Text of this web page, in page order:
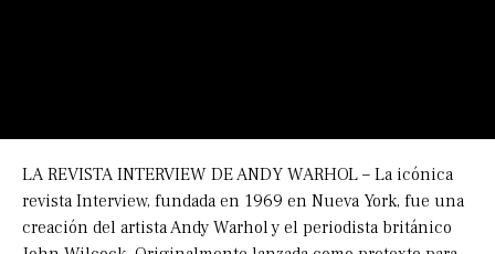
LA REVISTA INTERVIEW DE ANDY WARHOL – La icónica
revista Interview, fundada en 1969 en Nueva York, fue una
creación del artista Andy Warhol y el periodista británico